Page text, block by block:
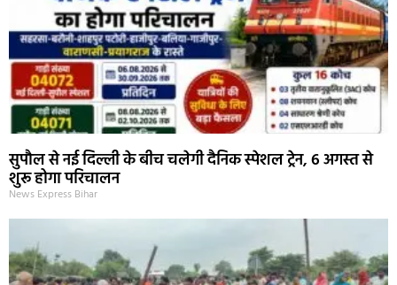
सुपौल से नई दिल्ली के बीच चलेगी दैनिक स्पेशल ट्रेन, 6 अगस्त से
शुरू होगा परिचालन
News Express Bihar